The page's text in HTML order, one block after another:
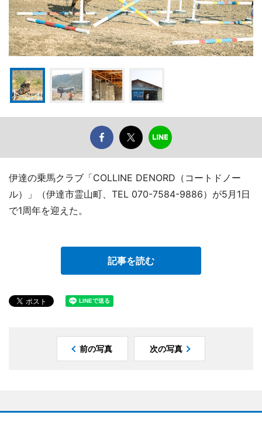
伊達の乗馬クラブ「COLLINE DENORD（コートドノー
ル）」（伊達市霊山町、TEL 070-7584-9886）が5月1日
で1周年を迎えた。
記事を読む
前の写真 次の写真